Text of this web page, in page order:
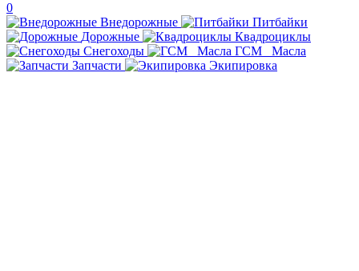
0
Внедорожные
Питбайки
Дорожные
Квадроциклы
Снегоходы
ГСМ _Масла
Запчасти
Экипировка